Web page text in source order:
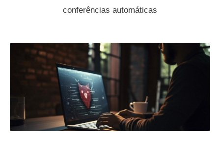
conferências automáticas